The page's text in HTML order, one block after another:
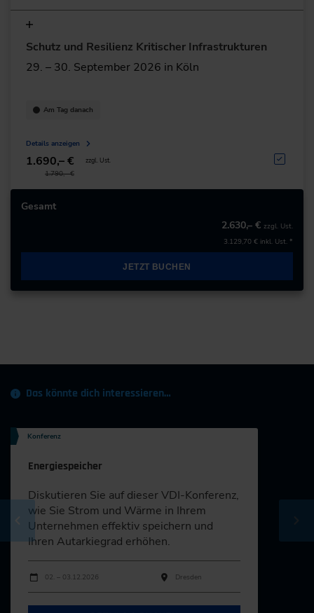
Schutz und Resilienz Kritischer Infrastrukturen
29. – 30. September 2026 in Köln
Am Tag danach
Details anzeigen
1.690,– €
1.790,– €
zzgl. Ust.
Gesamt
2.630,– € zzgl. Ust.
3.129,70 € inkl. Ust. *
JETZT BUCHEN
Das könnte dich interessieren…
Konferenz
Energiespeicher
Diskutieren Sie auf dieser VDI-Konferenz,
wie Sie Strom und Wärme in Ihrem
Unternehmen effektiv speichern und
Ihren Autarkiegrad erhöhen.
Durchführungen
Veranstaltungsdatum Veranstaltungsort
02. – 03.12.2026 Dresden